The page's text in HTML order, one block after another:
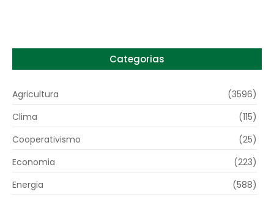
Categorias
Agricultura
(3596)
Clima
(115)
Cooperativismo
(25)
Economia
(223)
Energia
(588)